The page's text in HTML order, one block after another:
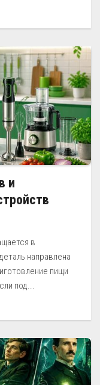
и
в
направлена
пищи
под...